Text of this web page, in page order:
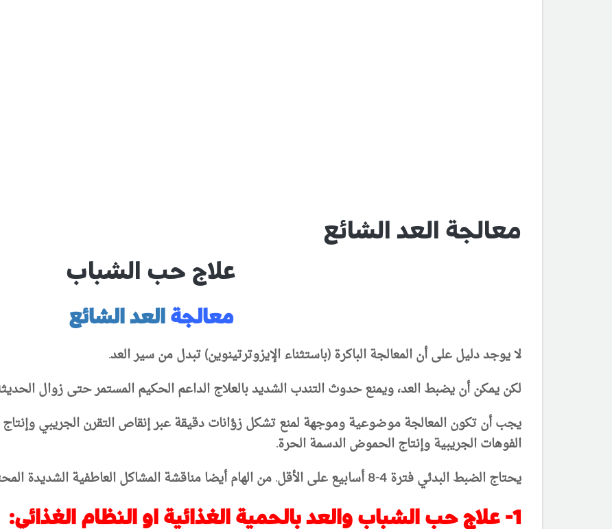
معالجة العد الشائع
علاج حب الشباب
معالجة العد الشائع
لا يوجد دليل على أن المعالجة الباكرة (باستثناء الإيزوترتينوين) تبدل من سير العد.
لكن يمكن أن يضبط العد، ويمنع حدوث التندب الشديد بالعلاج الداعم الحكيم المستمر حتى زوال
يجب أن تكون المعالجة موضوعية وموجهة لمنع تشكل زؤانات دقيقة عبر إنقاص التقرن الجريبي وإنتاج
الفوهات الجريبية وإنتاج الحموض الدسمة الحرة.
يحتاج الضبط البدئي فترة 4-8 أسابيع على الأقل. من الهام أيضا مناقشة المشاكل العاطفية الشديدة المحتملة الناتجة عن العد الموجود عند اليفعان.
1- علاج حب الشباب والعد بالحمية الغذائية او النظام الغذائي: